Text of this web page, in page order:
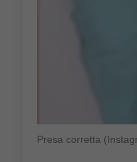
Presa corretta